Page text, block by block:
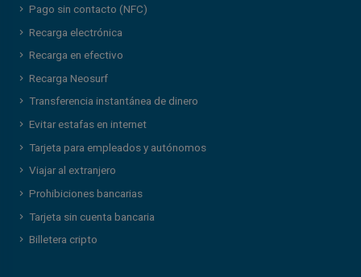
Pago sin contacto (NFC)
Recarga electrónica
Recarga en efectivo
Recarga Neosurf
Transferencia instantánea de dinero
Evitar estafas en internet
Tarjeta para empleados y autónomos
Viajar al extranjero
Prohibiciones bancarias
Tarjeta sin cuenta bancaria
Billetera cripto